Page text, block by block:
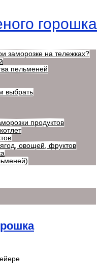
заморозке на тележках?
пельменей
выбрать
продуктов
овощей, фруктов